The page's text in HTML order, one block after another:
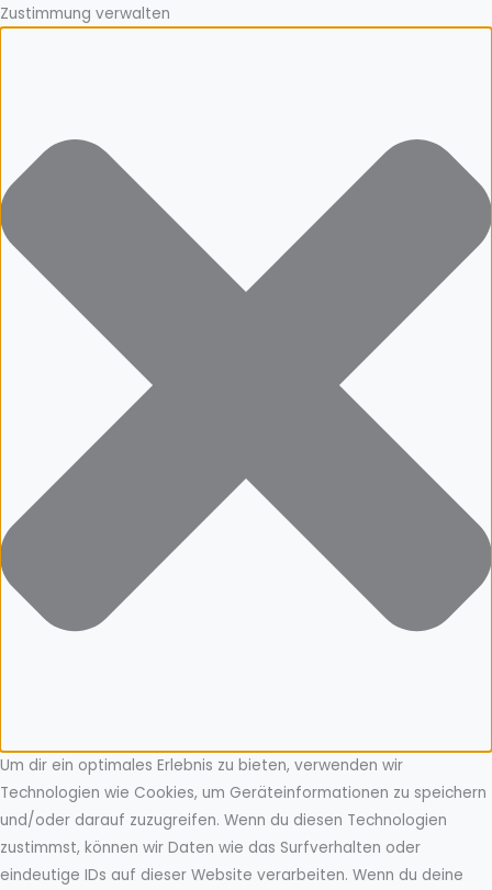
Zustimmung verwalten
Um dir ein optimales Erlebnis zu bieten, verwenden wir
Technologien wie Cookies, um Geräteinformationen zu speichern
und/oder darauf zuzugreifen. Wenn du diesen Technologien
zustimmst, können wir Daten wie das Surfverhalten oder
eindeutige IDs auf dieser Website verarbeiten. Wenn du deine